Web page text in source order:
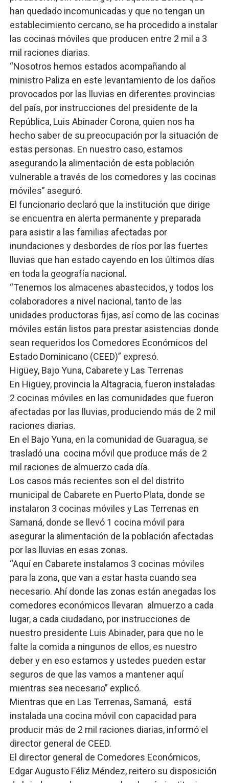
han quedado incomunicadas y que no tengan un
establecimiento cercano, se ha procedido a instalar
las cocinas móviles que producen entre 2 mil a 3
mil raciones diarias.
“Nosotros hemos estados acompañando al
ministro Paliza en este levantamiento de los daños
provocados por las lluvias en diferentes provincias
del país, por instrucciones del presidente de la
República, Luis Abinader Corona, quien nos ha
hecho saber de su preocupación por la situación de
estas personas. En nuestro caso, estamos
asegurando la alimentación de esta población
vulnerable a través de los comedores y las cocinas
móviles” aseguró.
El funcionario declaró que la institución que dirige
se encuentra en alerta permanente y preparada
para asistir a las familias afectadas por
inundaciones y desbordes de ríos por las fuertes
lluvias que han estado cayendo en los últimos días
en toda la geografía nacional.
“Tenemos los almacenes abastecidos, y todos los
colaboradores a nivel nacional, tanto de las
unidades productoras fijas, así como de las cocinas
móviles están listos para prestar asistencias donde
sean requeridos los Comedores Económicos del
Estado Dominicano (CEED)” expresó.
Higüey, Bajo Yuna, Cabarete y Las Terrenas
En Higüey, provincia la Altagracia, fueron instaladas
2 cocinas móviles en las comunidades que fueron
afectadas por las lluvias, produciendo más de 2 mil
raciones diarias.
En el Bajo Yuna, en la comunidad de Guaragua, se
trasladó una cocina móvil que produce más de 2
mil raciones de almuerzo cada día.
Los casos más recientes son el del distrito
municipal de Cabarete en Puerto Plata, donde se
instalaron 3 cocinas móviles y Las Terrenas en
Samaná, donde se llevó 1 cocina móvil para
asegurar la alimentación de la población afectadas
por las lluvias en esas zonas.
“Aquí en Cabarete instalamos 3 cocinas móviles
para la zona, que van a estar hasta cuando sea
necesario. Ahí donde las zonas están anegadas los
comedores económicos llevaran almuerzo a cada
lugar, a cada ciudadano, por instrucciones de
nuestro presidente Luis Abinader, para que no le
falte la comida a ningunos de ellos, es nuestro
deber y en eso estamos y ustedes pueden estar
seguros de que las vamos a mantener aquí
mientras sea necesario” explicó.
Mientras que en Las Terrenas, Samaná, está
instalada una cocina móvil con capacidad para
producir más de 2 mil raciones diarias, informó el
director general de CEED.
El director general de Comedores Económicos,
Edgar Augusto Féliz Méndez, reitero su disposición